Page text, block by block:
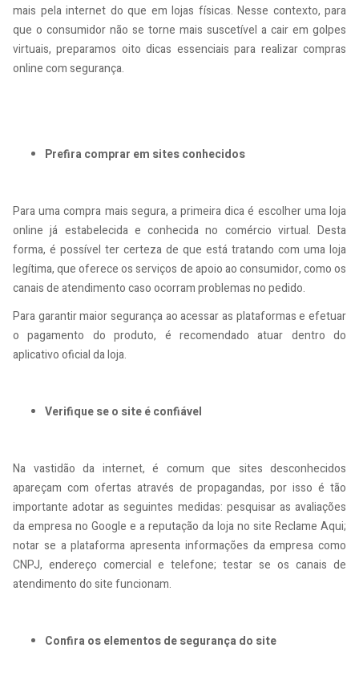
mais pela internet do que em lojas físicas. Nesse contexto, para
que o consumidor não se torne mais suscetível a cair em golpes
virtuais, preparamos oito dicas essenciais para realizar compras
online com segurança.
Prefira comprar em sites conhecidos
Para uma compra mais segura, a primeira dica é escolher uma loja
online já estabelecida e conhecida no comércio virtual. Desta
forma, é possível ter certeza de que está tratando com uma loja
legítima, que oferece os serviços de apoio ao consumidor, como os
canais de atendimento caso ocorram problemas no pedido.
Para garantir maior segurança ao acessar as plataformas e efetuar
o pagamento do produto, é recomendado atuar dentro do
aplicativo oficial da loja.
Verifique se o site é confiável
Na vastidão da internet, é comum que sites desconhecidos
apareçam com ofertas através de propagandas, por isso é tão
importante adotar as seguintes medidas: pesquisar as avaliações
da empresa no Google e a reputação da loja no site Reclame Aqui;
notar se a plataforma apresenta informações da empresa como
CNPJ, endereço comercial e telefone; testar se os canais de
atendimento do site funcionam.
Confira os elementos de segurança do site